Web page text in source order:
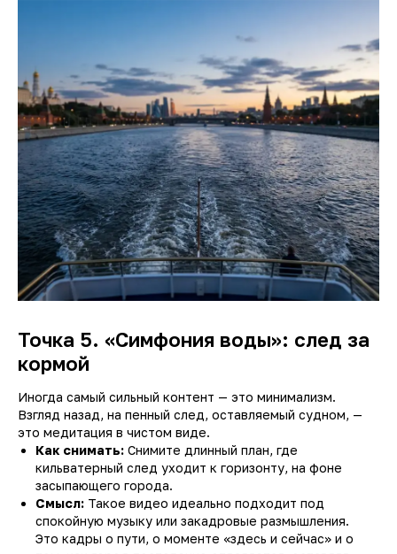
Точка 5. «Симфония воды»: след за
кормой
Иногда самый сильный контент — это минимализм.
Взгляд назад, на пенный след, оставляемый судном, —
это медитация в чистом виде.
Как снимать: Снимите длинный план, где
кильватерный след уходит к горизонту, на фоне
засыпающего города.
Смысл: Такое видео идеально подходит под
спокойную музыку или закадровые размышления.
Это кадры о пути, о моменте «здесь и сейчас» и о